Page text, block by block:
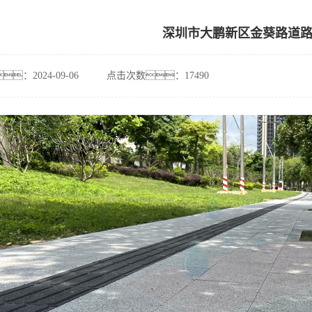
深圳市大鹏新区金葵路道
：2024-09-06 点击次数：17490